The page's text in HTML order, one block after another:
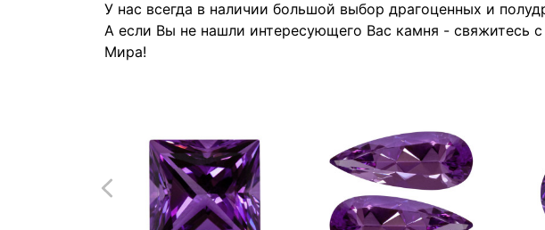
У нас всегда в наличии большой выбор драгоценных и
А если Вы не нашли интересующего Вас камня - свяжитесь
Мира!